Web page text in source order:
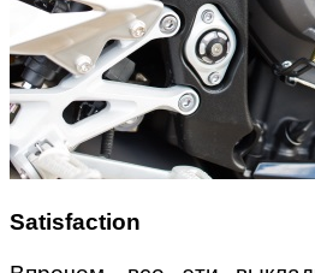
Satisfaction